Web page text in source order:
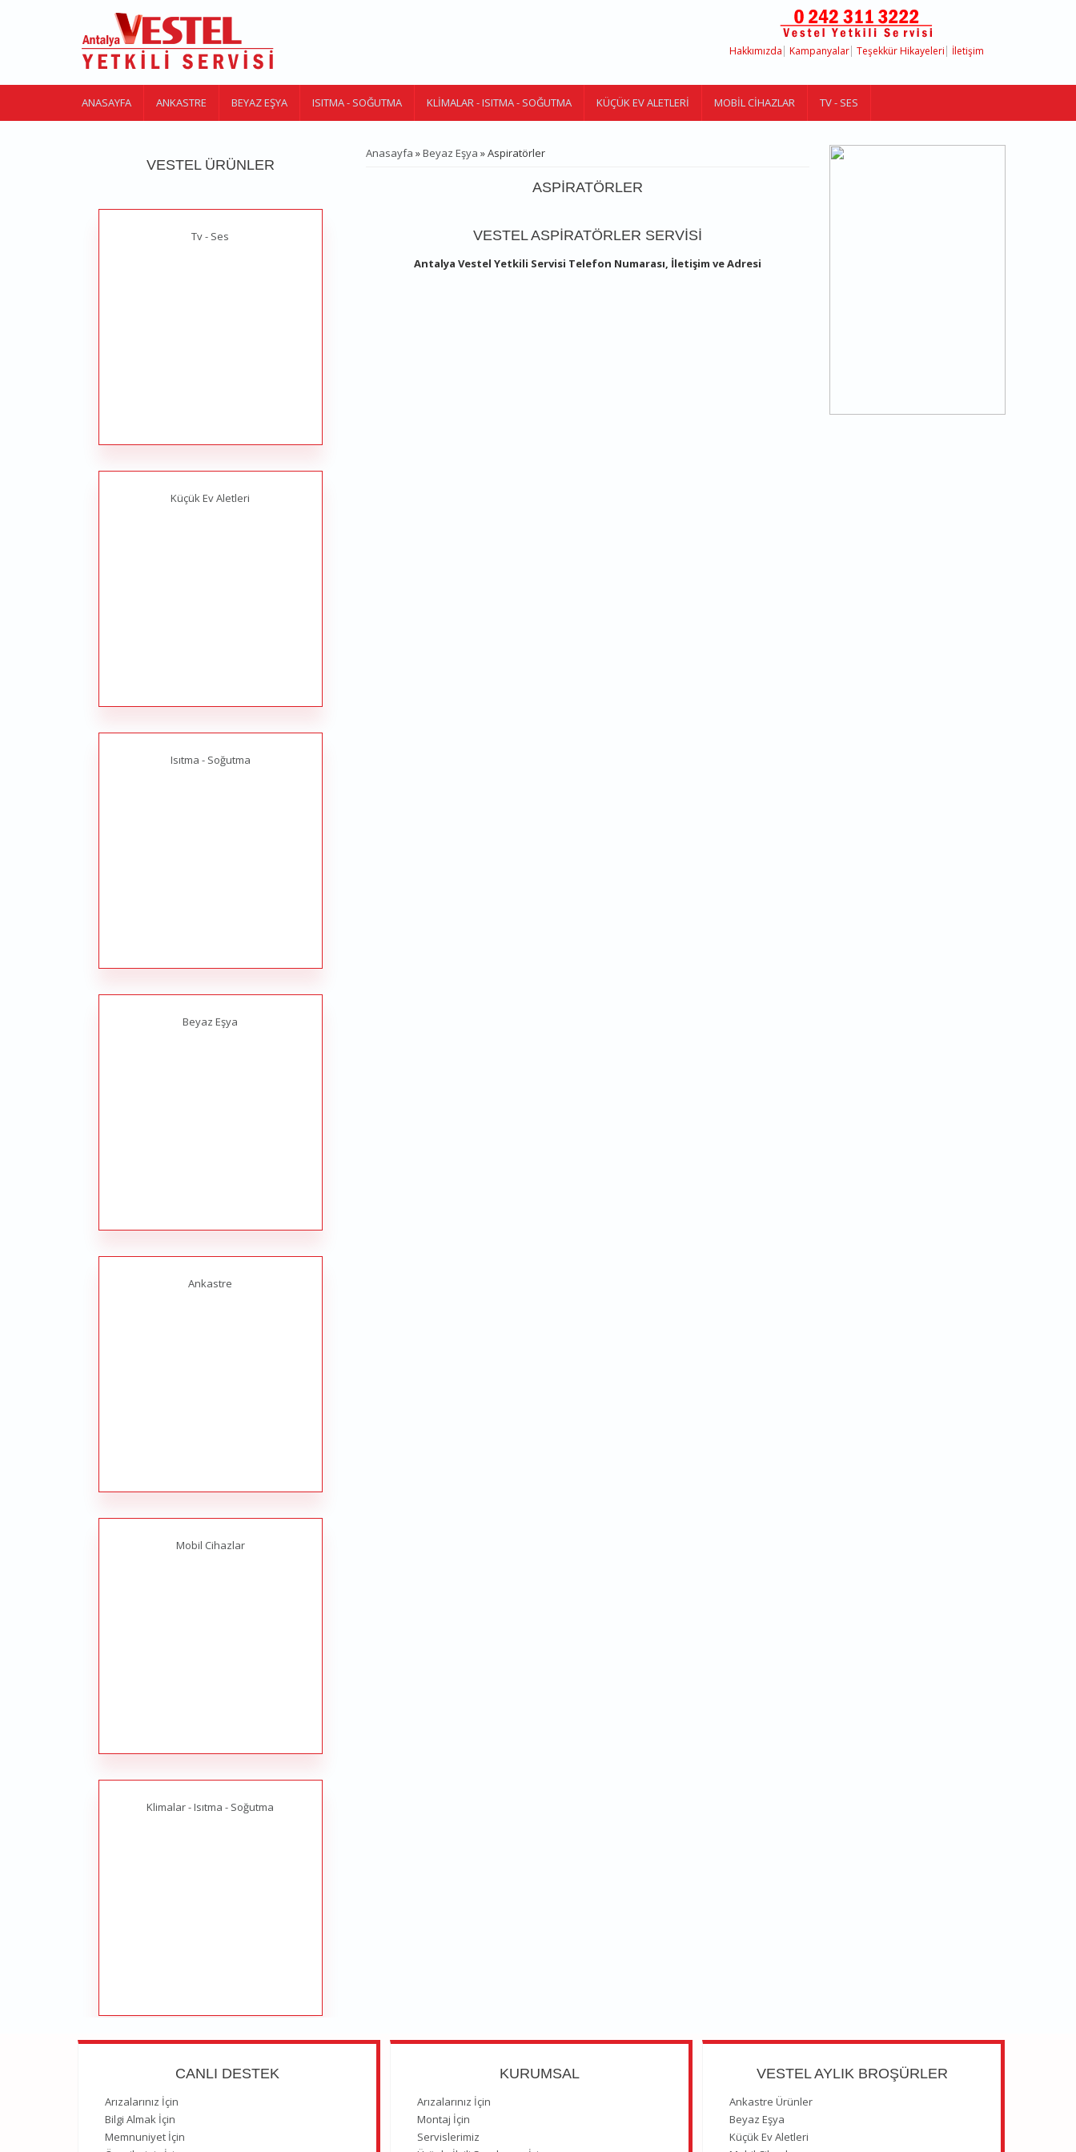
Hakkımızda Kampanyalar Teşekkür Hikayeleri İletişim
ANASAYFA ANKASTRE BEYAZ EŞYA ISITMA - SOĞUTMA KLIMALAR - ISITMA - SOĞUTMA KÜÇÜK EV ALETLERI MOBIL CIHAZLAR TV - SES
BURADASINIZ
Anasayfa »Beyaz Eşya » Aspiratörler
ASPIRATÖRLER
VESTEL ASPIRATÖRLER SERVISI
Antalya Vestel Yetkili Servisi Telefon Numarası, İletişim ve Adresi
VESTEL ÜRÜNLER
Tv - Ses
Küçük Ev Aletleri
Isıtma - Soğutma
Beyaz Eşya
Ankastre
Mobil Cihazlar
Klimalar - Isıtma - Soğutma
CANLI DESTEK
Arızalarınız İçin
Bilgi Almak İçin
Memnuniyet İçin
KURUMSAL
Arızalarınız İçin
Montaj İçin
Servislerimiz
VESTEL AYLIK BROŞÜRLER
Ankastre Ürünler
Beyaz Eşya
Küçük Ev Aletleri